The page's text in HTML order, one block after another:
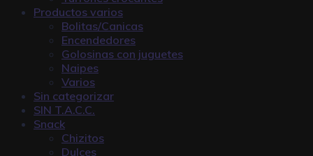
Productos varios
Bolitas/Canicas
Encendedores
Golosinas con juguetes
Naipes
Varios
Sin categorizar
SIN T.A.C.C.
Snack
Chizitos
Dulces